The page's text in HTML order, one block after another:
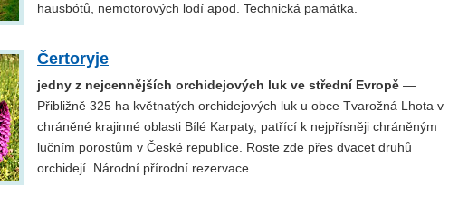
hausbótů, nemotorových lodí apod. Technická památka.
Čertoryje
jedny z nejcennějších orchidejových luk ve střední Evropě —
Přibližně 325 ha květnatých orchidejových luk u obce Tvarožná Lhota v
chráněné krajinné oblasti Bílé Karpaty, patřící k nejpřísněji chráněným
lučním porostům v České republice. Roste zde přes dvacet druhů
orchidejí. Národní přírodní rezervace.